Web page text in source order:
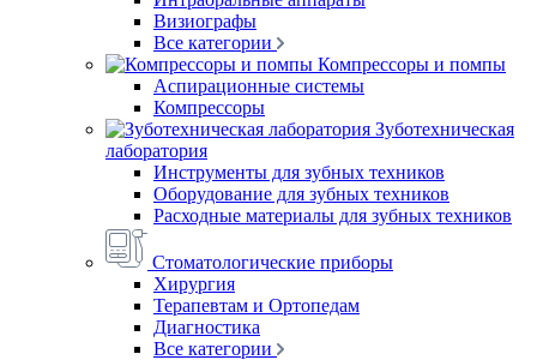
Визиографы
Все категории
Компрессоры и помпы
Аспирационные системы
Компрессоры
Зуботехническая
лаборатория
Инструменты для зубных техников
Оборудование для зубных техников
Расходные материалы для зубных техников
Стоматологические приборы
Хирургия
Терапевтам и Ортопедам
Диагностика
Все категории